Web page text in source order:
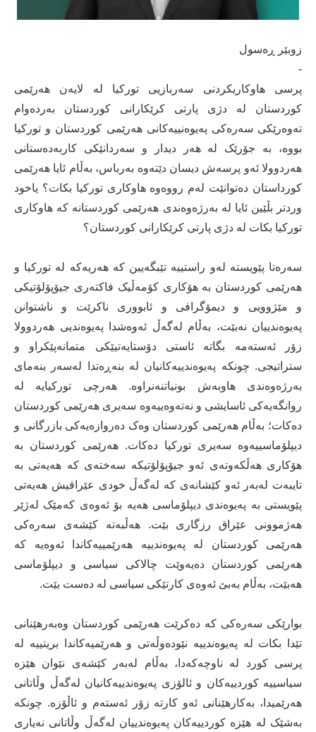
زوبێر ڕەسول
-
پرسی هاوکاریکردنی سەربازیی تورکیا لە لایەن هەرێمی
کوردستان لە دژی پارتی کرێکارانی کوردستان بەردەوام
تەوەرێکی سەرەکی پەیوەنییەکانی هەرێمی کوردستان و تورکیا
بووە، بە جۆرێک لە هەر دیدار و سەردانێکی کاربەدەستانی
هەردوولا ئەو پرسەش دیسان دێتەوە بەرباس، بەڵام ئایا هەرێمی
کورداستان دەتوانێت لەم رووەوە هاوکاری تورکیا بکات؟ یاخود
وردتر بڵێین ئایا لە بەرژەوەندی هەرێمی کوردستانە کە هاوکاری
تورکیا بکات لە دژی پارتی کرێکارانی کوردستان؟
سەرەتا پێویستە لەو راستییە تێبگەیین کە هەریەکە لە تورکیا و
هەرێمی کوردستان بە هۆکاری کۆمەڵیک فاکتەری جیۆپۆلۆتیکی
و مێژوویی و دیمۆگرافی و ئابووری ناکرێت و ناشتوانن
پەیوەندییان نەبێت، بەڵام لەگەڵ ئەوەشدا پەیوەندیی هەردوولا
زۆر ئەستەمە بگاتە ئاستی دۆستایەتیێکی متمانەپێکراو و
ستراتیجی. چونکە پەیوەندییەکانیان لە بنەڕەتدا لەسەر بنەمای
بەرژەوەندی هاوبەش بونیاتنەنراوە. هەرچی تورکیایە لە
روانگەیەکی ئاسایشی و نەتەوەییەوە سەیری هەرێمی کوردستان
دەکات؛ بەڵام هەرێمی کوردستان وەک دەروازەیەکی بازرگانی و
دیپلۆماسییەوە سەیری تورکیا دەکات. هەرێمی کوردستان بە
هۆکاری هەڵکەوتەی ئەو جیۆپۆلۆتیکە سەختەی کە هەیەتی بە
تایبەت لەبەر ئەو کێشانەی کە لەگەڵ خودی عێراقیش هەیەتی
پێویستی بە پەیوەندی دیپلۆماسی هەیە بۆ ئەوەی کەمێک لەژێر
هەژموونی عێراق رزگاری بێت. هەڵبەتە كێشەی سەرەکی
هەرێمی کوردستان لە پەیوەندییە هەرێمییەکاندا ئەوەیە کە
هەرێمی کوردستان دەیەوێت چالاکی سیاسی و دیپلۆماسی
هەبێت، بەڵام بەبێ ئەوەی کارتێکی سیاسی لە دەست بێت.
بوارێکی سەرەکی کە دەکرێت هەرێمی کوردستان وەبەرهێنانی
تێدا بکات لە پەیوەندییە نێودەوڵەتی و هەرێمیەکاندا بریتییە لە
پرسی کورد لە ناوچەکەدا، بەڵام لەبەر کێشەی نێوان هێزە
سیاسییە کوردییەکان و ئالۆزی پەیوەندییەکانیان لەگەڵ وڵاتانی
هەرێمیدا، بەکارهێنانی ئەو کارتە زۆر ئەستەم و ئاڵۆزە. چونکە
بەشێک لە هێزە کوردییەکان پەیوەندییان لەگەڵ وڵاتانی نەیاری